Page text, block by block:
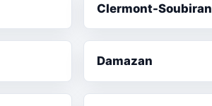
Clermont-Soubiran
Damazan